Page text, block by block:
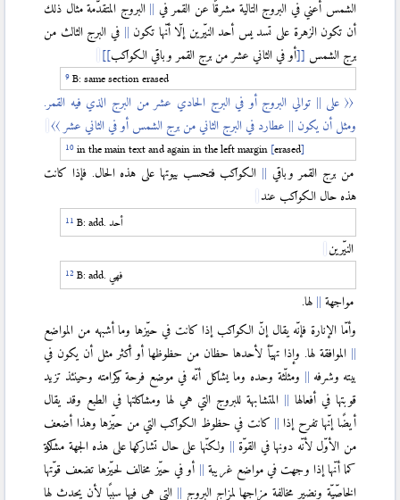
الشمس أعني في البروج التالية مشرقًا عن القمر في
البروج المتقدّمة مثال ذلك
أن تكون الزهرة على تسد يس أحد النيّرين إلّا أنّها تكون
في البرج الثالث من
برج الشمس [
[أو في الثاني عشر من برج القمر وباقي الكواكب]
]
B: same section erased
〈〈 على
توالي البروج أو في البرج الحادي عشر من البرج الذي فيه القمر.
ومثل أن يكون
عطارد في البرج الثاني من برج الشمس أو في الثاني عشر 〉〉
in the main text and again in the left margin [erased]
من برج القمر وباقي
الكواكب فتحسب بيوتها على هذه الحال. فإذا كانت
هذه حال الكواكب عند
B: add. أحد
النيّرين
B: add. فهي
مواجهة
لها.
وأمّا الإنارة فإنّه يقال إنّ الكواكب إذا كانت في حيّزها وما أشبهه من المواضع
الموافقة لها. وإذا تهیّأ لأحدها حظان من حظوظها أو أكثر مثل أن يكون في
بيته وشرفه
ومثلّثة وحده وما يشاكل أنّه في موضع فرحة وكرامته وحينئذ تزيد
قوبتها في أفعالها
المتشابهة للبروج التي هي لها ومشاكلتها في الطبع وقد يقال
أيضًا إنّها تفرح إذا
كانت في حظوظ الكواكب التي من حيّزها وهذا أضعف
من الأوّل لأنّه دونها في القوّة
ولكنّها على حال تشاركها على هذه الجهة مشاركة
كما أنّها إذا وجهت في مواضع غريبة
أو في حيّز مخالف لحيّزها تضعف قوّتها
الخاصّيّة ونضير مخالفة مزاجها لمزاج البروج
التي هي فيها سببًا لأن يحدث لها